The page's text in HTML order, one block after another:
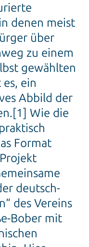
denen meist
über
zu einem
gewählten
ein
Abbild der
Wie die
Format
deutsch-
des Vereins
Bober mit